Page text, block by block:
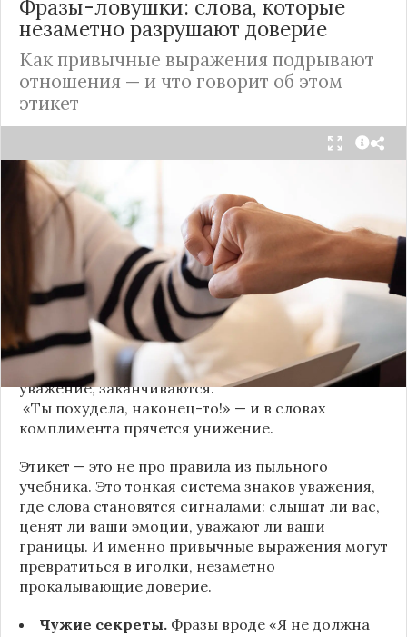
Фразы-ловушки: слова, которые
незаметно разрушают доверие
Как привычные выражения подрывают
отношения — и что говорит об этом
этикет
Мы часто думаем, что доверие рушится из-за
серьёзных предательств. Но на самом деле оно
трещит по швам гораздо раньше — в момент,
когда в разговоре звучит невинная на первый
взгляд фраза. Подробнее об этом рассказывает
«Этикет и психология общения» на Дзене.
«Да я никому не расскажу, правда». И через пару
дней вашу историю пересказывает другой
человек.
«Хватит ныть» — и разговор, а вместе с ним
уважение, заканчиваются.
«Ты похудела, наконец-то!» — и в словах
комплимента прячется унижение.
Этикет — это не про правила из пыльного
учебника. Это тонкая система знаков уважения,
где слова становятся сигналами: слышат ли вас,
ценят ли ваши эмоции, уважают ли ваши
границы. И именно привычные выражения могут
превратиться в иголки, незаметно
прокалывающие доверие.
Чужие секреты. Фразы вроде «Я не должна